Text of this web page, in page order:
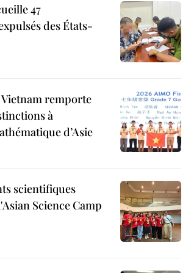
47
des États-
remporte
à
d’Asie
scientifiques
Science Camp